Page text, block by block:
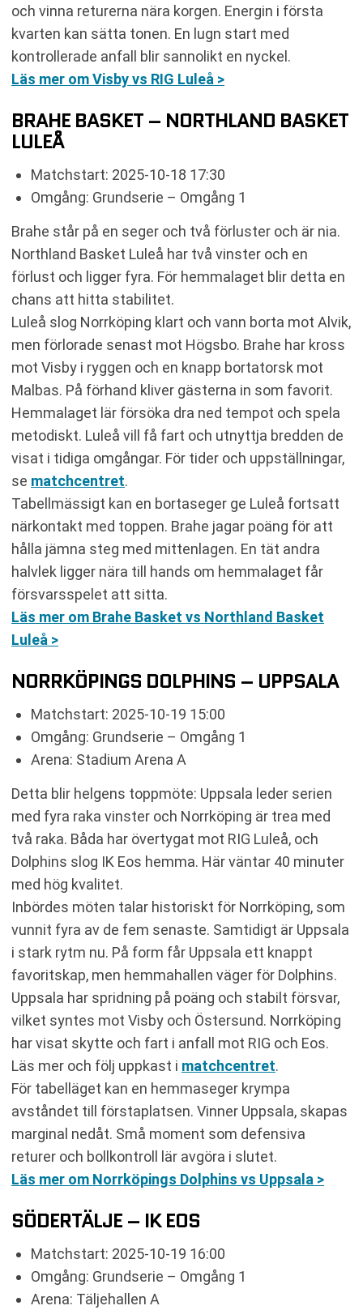
och vinna returerna nära korgen. Energin i första
kvarten kan sätta tonen. En lugn start med
kontrollerade anfall blir sannolikt en nyckel.
Läs mer om Visby vs RIG Luleå >
BRAHE BASKET – NORTHLAND BASKET
LULEÅ
Matchstart: 2025-10-18 17:30
Omgång: Grundserie – Omgång 1
Brahe står på en seger och två förluster och är nia.
Northland Basket Luleå har två vinster och en
förlust och ligger fyra. För hemmalaget blir detta en
chans att hitta stabilitet.
Luleå slog Norrköping klart och vann borta mot Alvik,
men förlorade senast mot Högsbo. Brahe har kross
mot Visby i ryggen och en knapp bortatorsk mot
Malbas. På förhand kliver gästerna in som favorit.
Hemmalaget lär försöka dra ned tempot och spela
metodiskt. Luleå vill få fart och utnyttja bredden de
visat i tidiga omgångar. För tider och uppställningar,
se matchcentret.
Tabellmässigt kan en bortaseger ge Luleå fortsatt
närkontakt med toppen. Brahe jagar poäng för att
hålla jämna steg med mittenlagen. En tät andra
halvlek ligger nära till hands om hemmalaget får
försvarsspelet att sitta.
Läs mer om Brahe Basket vs Northland Basket
Luleå >
NORRKÖPINGS DOLPHINS – UPPSALA
Matchstart: 2025-10-19 15:00
Omgång: Grundserie – Omgång 1
Arena: Stadium Arena A
Detta blir helgens toppmöte: Uppsala leder serien
med fyra raka vinster och Norrköping är trea med
två raka. Båda har övertygat mot RIG Luleå, och
Dolphins slog IK Eos hemma. Här väntar 40 minuter
med hög kvalitet.
Inbördes möten talar historiskt för Norrköping, som
vunnit fyra av de fem senaste. Samtidigt är Uppsala
i stark rytm nu. På form får Uppsala ett knappt
favoritskap, men hemmahallen väger för Dolphins.
Uppsala har spridning på poäng och stabilt försvar,
vilket syntes mot Visby och Östersund. Norrköping
har visat skytte och fart i anfall mot RIG och Eos.
Läs mer och följ uppkast i matchcentret.
För tabelläget kan en hemmaseger krympa
avståndet till förstaplatsen. Vinner Uppsala, skapas
marginal nedåt. Små moment som defensiva
returer och bollkontroll lär avgöra i slutet.
Läs mer om Norrköpings Dolphins vs Uppsala >
SÖDERTÄLJE – IK EOS
Matchstart: 2025-10-19 16:00
Omgång: Grundserie – Omgång 1
Arena: Täljehallen A